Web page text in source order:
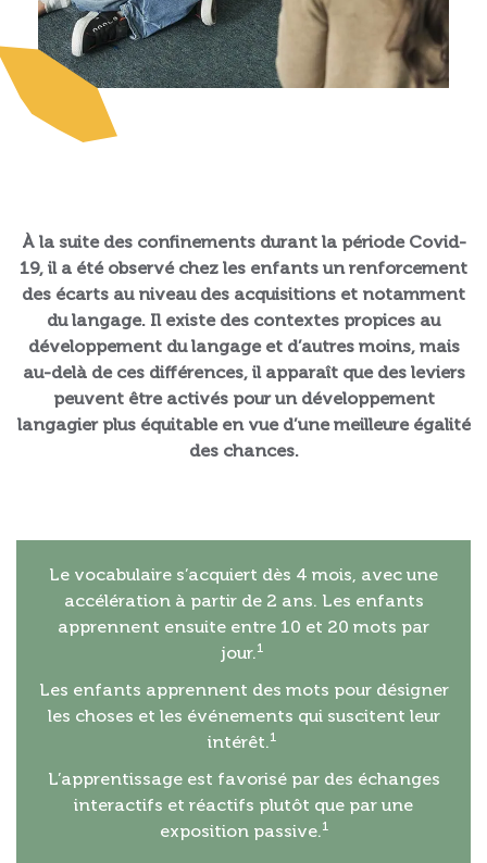
À la suite des confinements durant la période Covid-
19, il a été observé chez les enfants un renforcement
des écarts au niveau des acquisitions et notamment
du langage. Il existe des contextes propices au
développement du langage et d’autres moins, mais
au-delà de ces différences, il apparaît que des leviers
peuvent être activés pour un développement
langagier plus équitable en vue d’une meilleure égalité
des chances.
Le vocabulaire s’acquiert dès 4 mois, avec une
accélération à partir de 2 ans. Les enfants
apprennent ensuite entre 10 et 20 mots par
jour. 1
Les enfants apprennent des mots pour désigner
les choses et les événements qui suscitent leur
intérêt. 1
L’apprentissage est favorisé par des échanges
interactifs et réactifs plutôt que par une
exposition passive. 1